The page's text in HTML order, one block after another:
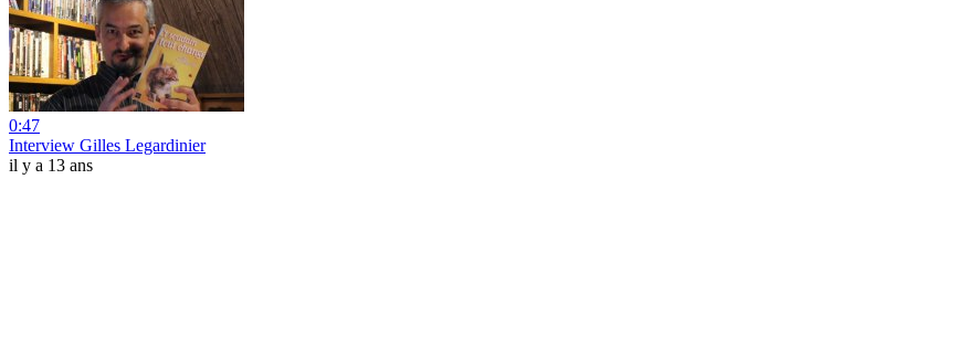
0:47
Interview Gilles Legardinier
il y a 13 ans